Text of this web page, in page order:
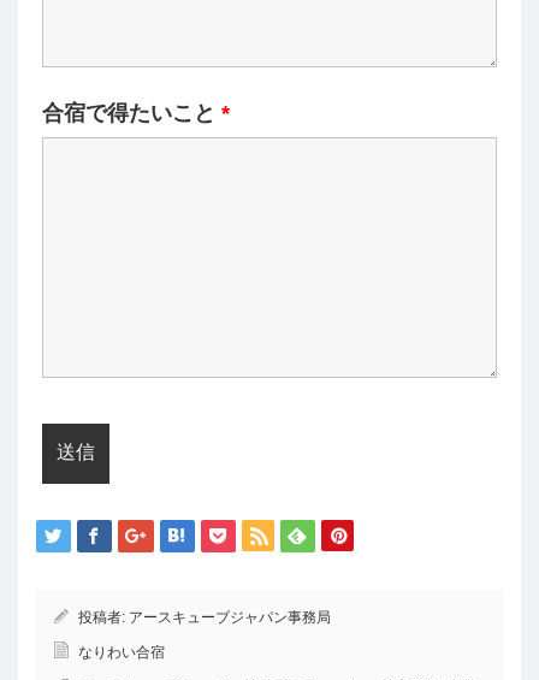
合宿で得たいこと *
投稿者: アースキューブジャパン事務局
なりわい合宿